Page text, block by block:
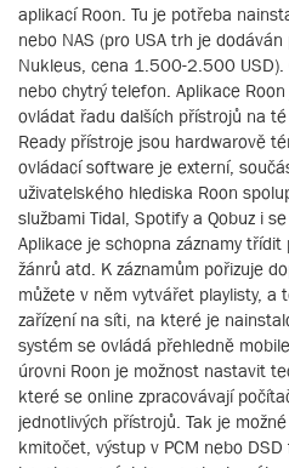
aplikací Roon. Tu je potřeba
nebo NAS (pro USA trh je
Nukleus, cena 1.500-2.500
nebo chytrý telefon. Aplikace
ovládat řadu dalších přístrojů na
Ready přístroje jsou hardwarově
ovládací software je externí,
uživatelského hlediska Roon
službami Tidal, Spotify a Qobuz i
Aplikace je schopna záznamy
žánrů atd. K záznamům pořizuje
můžete v něm vytvářet playlisty, a
zařízení na síti, na které je
systém se ovládá přehledně
úrovni Roon je možnost nastavit
které se online zpracovávají
jednotlivých přístrojů. Tak je
kmitočet, výstup v PCM nebo